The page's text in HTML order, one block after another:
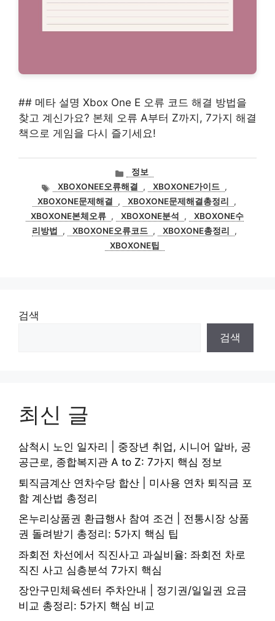
## 메타 설명 Xbox One E 오류 코드 해결 방법을
찾고 계신가요? 본체 오류 A부터 Z까지, 7가지 해결
책으로 게임을 다시 즐기세요!
카
테
고
리
정보
태
그
XBOXONEE오류해결 , XBOXONE가이드 ,
XBOXONE문제해결
, XBOXONE문제해결총정리
,
XBOXONE본체오류 , XBOXONE분석 ,
XBOXONE수
리방법
, XBOXONE오류코드 , XBOXONE총정리
,
XBOXONE팁
검색
검색
최신 글
삼척시 노인 일자리 | 중장년 취업, 시니어 알바, 공
공근로, 종합복지관 A to Z: 7가지 핵심 정보
퇴직금계산 연차수당 합산 | 미사용 연차 퇴직금 포
함 계산법 총정리
온누리상품권 환급행사 참여 조건 | 전통시장 상품
권 돌려받기 총정리: 5가지 핵심 팁
좌회전 차선에서 직진사고 과실비율: 좌회전 차로
직진 사고 심층분석 7가지 핵심
장안구민체육센터 주차안내 | 정기권/일일권 요금
비교 총정리: 5가지 핵심 비교